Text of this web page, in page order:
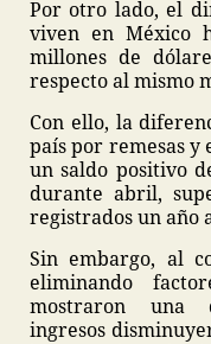
Por otro lado, el
viven en México
millones de
respecto al mismo
Con ello, la
país por remesas y
un saldo positivo
durante abril,
registrados un año
Sin embargo, al
eliminando
mostraron una
ingresos